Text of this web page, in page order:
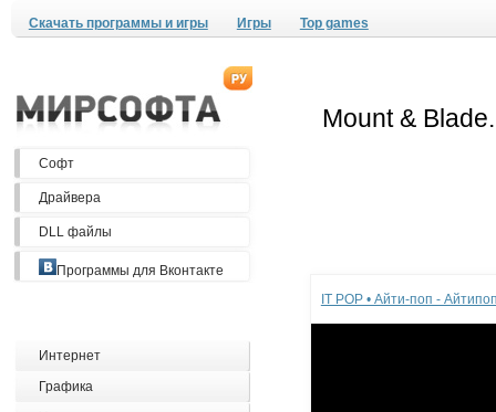
Скачать программы и игры Игры Top games
Софт
Драйвера
DLL файлы
Программы для Вконтакте
Интернет
Графика
IT POP • Айти-поп -